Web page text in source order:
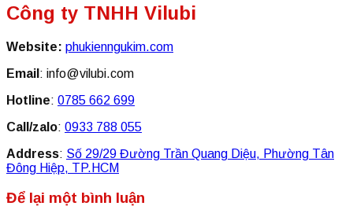
Công ty TNHH Vilubi
Website: phukienngukim.com
Email : info@vilubi.com
Hotline: 0785 662 699
Call/zalo: 0933 788 055
Address: Số 29/29 Đường Trần Quang Diệu, Phường Tân
Đông Hiệp, TP.HCM
Để lại một bình luận